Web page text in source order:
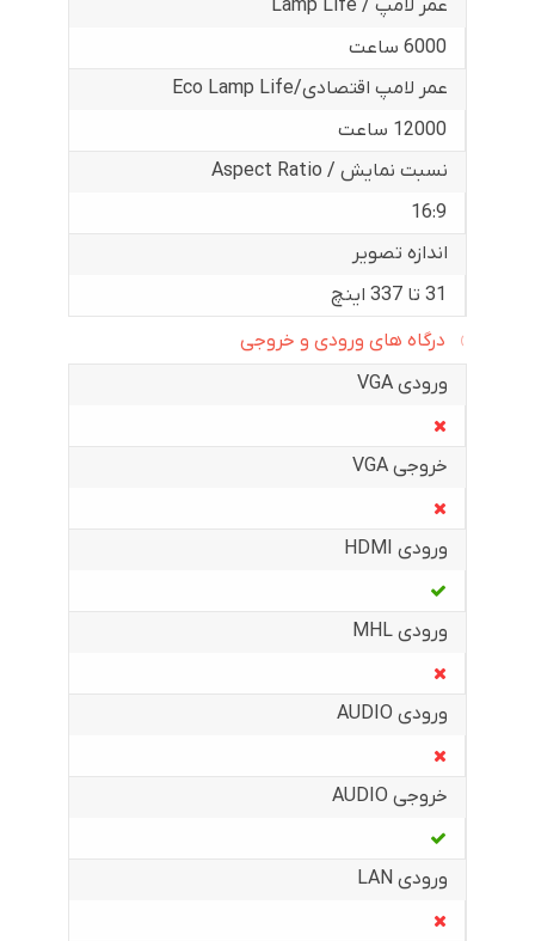
عمر لامپ / Lamp Life
6000 ساعت
عمر لامپ اقتصادی/Eco Lamp Life
12000 ساعت
نسبت نمایش / Aspect Ratio
16:9
اندازه تصویر
31 تا 337 اینچ
درگاه های ورودی و خروجی
ورودی VGA
خروجی VGA
ورودی HDMI
ورودی MHL
ورودی AUDIO
خروجی AUDIO
ورودی LAN